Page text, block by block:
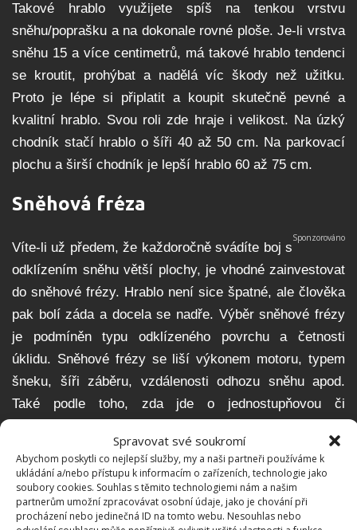
Spravovat své soukromí
Abychom poskytli co nejlepší služby, my a naši partneři používáme k
ukládání a/nebo přístupu k informacím o zařízeních, technologie jako
soubory cookies. Souhlas s těmito technologiemi nám a našim
partnerům umožní zpracovávat osobní údaje, jako je chování při
procházení nebo jedinečná ID na tomto webu. Nesouhlas nebo
Takové hrablo využijete spíš na tenkou vrstvu
sněhu/poprašku a na dokonale rovné ploše. Je-li vrstva
sněhu 15 a více centimetrů, má takové hrablo tendenci
se kroutit, prohýbat a nadělá víc škody než užitku.
Proto je lépe si připlatit a koupit skutečně pevné a
kvalitní hrablo. Svou roli zde hraje i velikost. Na úzký
chodník stačí hrablo o šíři 40 až 50 cm. Na parkovací
plochu a širší chodník je lepší hrablo 60 až 75 cm.
Sněhová fréza
Víte-li už předem, že každoročně svádíte boj s
odklízením sněhu větší plochy, je vhodné zainvestovat
do sněhové frézy. Hrablo není sice špatné, ale člověka
pak bolí záda a docela se nadře. Výběr sněhové frézy
je podmíněn typu odklízeného povrchu a četnosti
úklidu. Sněhové frézy se liší výkonem motoru, typem
šneku, šíři záběru, vzdálenosti odhozu sněhu apod.
Také podle toho, zda jde o jednostupňovou či
elektrických fréz, po akumulátorové či benzínové
sněhové frézy.